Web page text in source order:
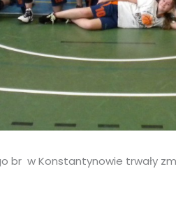
br w Konstantynowie trwały